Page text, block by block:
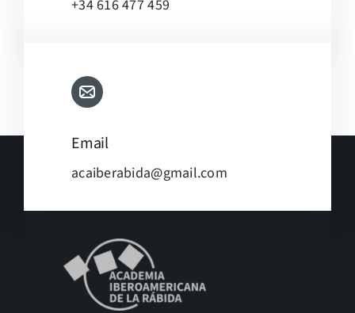
+34 616 477 459
Email
acaiberabida@gmail.com